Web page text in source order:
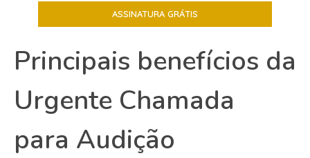
Principais benefícios da
Urgente Chamada
para Audição